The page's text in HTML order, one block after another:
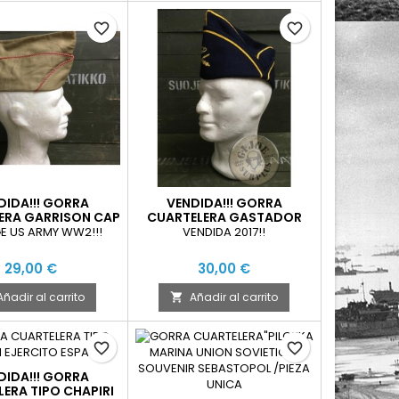
GORRA
GARRISON CAP
GUERRA MUNDIAL
US ARMY WW2!!!
29,00 €
al carrito
favorite_border
VENDIDA!!! GORRA
CUARTELERA GASTADOR
EJERCITO HOLANDES NUEVA
VENDIDA 2017!!
30,00 €
 Añadir al carrito
favorite_border
GORRA
TIPO CHAPIRI
favorite_border favorite_border